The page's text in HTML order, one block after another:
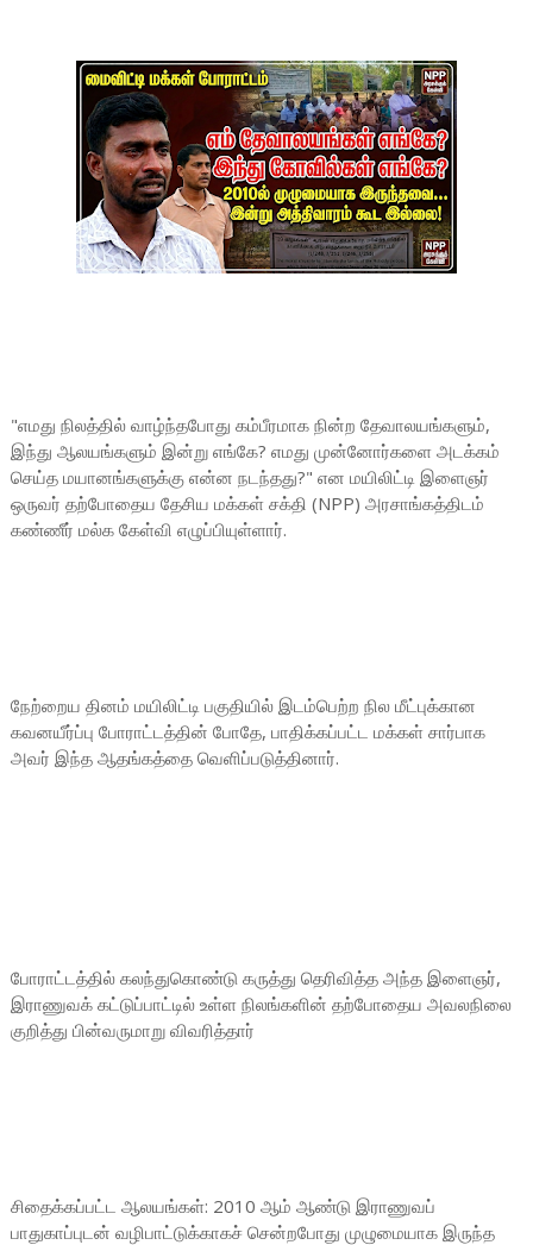
"எமது நிலத்தில் வாழ்ந்தபோது கம்பீரமாக நின்ற தேவாலயங்களும்,
இந்து ஆலயங்களும் இன்று எங்கே? எமது முன்னோர்களை அடக்கம்
செய்த மயானங்களுக்கு என்ன நடந்தது?" என மயிலிட்டி இளைஞர்
ஒருவர் தற்போதைய தேசிய மக்கள் சக்தி (NPP) அரசாங்கத்திடம்
கண்ணீர் மல்க கேள்வி எழுப்பியுள்ளார்.
நேற்றைய தினம் மயிலிட்டி பகுதியில் இடம்பெற்ற நில மீட்புக்கான
கவனயீர்ப்பு போராட்டத்தின் போதே, பாதிக்கப்பட்ட மக்கள் சார்பாக
அவர் இந்த ஆதங்கத்தை வெளிப்படுத்தினார்.
போராட்டத்தில் கலந்துகொண்டு கருத்து தெரிவித்த அந்த இளைஞர்,
இராணுவக் கட்டுப்பாட்டில் உள்ள நிலங்களின் தற்போதைய அவலநிலை
குறித்து பின்வருமாறு விவரித்தார்
சிதைக்கப்பட்ட ஆலயங்கள்: 2010 ஆம் ஆண்டு இராணுவப்
பாதுகாப்புடன் வழிபாட்டுக்காகச் சென்றபோது முழுமையாக இருந்த